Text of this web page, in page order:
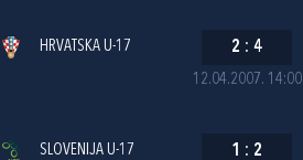
12.04.2007. 14:00
HRVATSKA U-17 2 : 4
SLOVENIJA U-17 1 : 2